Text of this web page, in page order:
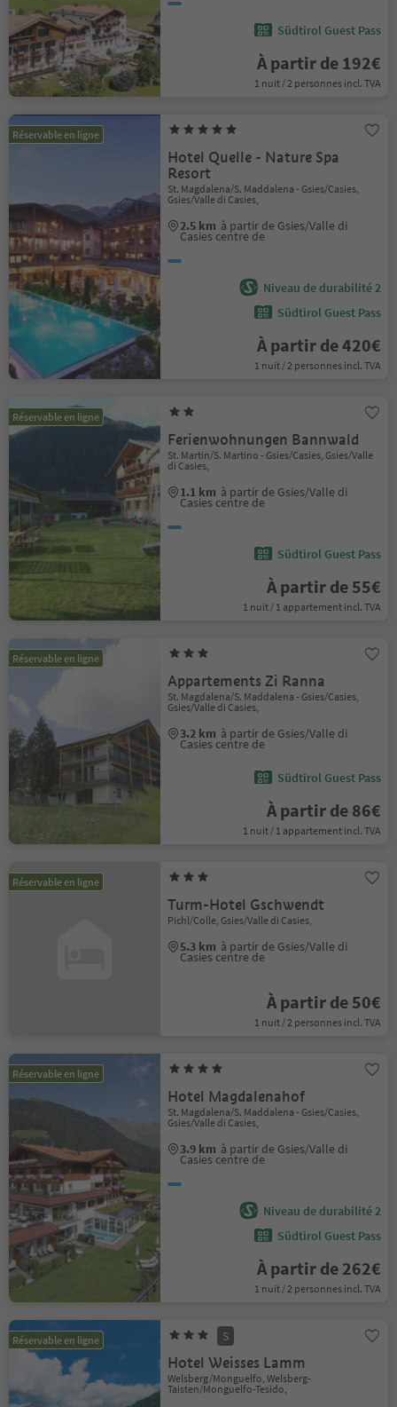
Südtirol Guest Pass
À partir de 192€
1 nuit / 2 personnes incl. TVA
Réservable en ligne
Hotel Quelle - Nature Spa
Resort
St. Magdalena/S. Maddalena - Gsies/Casies,
Gsies/Valle di Casies,
2.5 km à partir de Gsies/Valle di
Casies centre de
Niveau de durabilité 2
Südtirol Guest Pass
À partir de 420€
1 nuit / 2 personnes incl. TVA
Réservable en ligne
Ferienwohnungen Bannwald
St. Martin/S. Martino - Gsies/Casies, Gsies/Valle
di Casies,
1.1 km à partir de Gsies/Valle di
Casies centre de
Südtirol Guest Pass
À partir de 55€
1 nuit / 1 appartement incl. TVA
Réservable en ligne
Appartements Zi Ranna
St. Magdalena/S. Maddalena - Gsies/Casies,
Gsies/Valle di Casies,
3.2 km à partir de Gsies/Valle di
Casies centre de
Südtirol Guest Pass
À partir de 86€
1 nuit / 1 appartement incl. TVA
Réservable en ligne
Turm-Hotel Gschwendt
Pichl/Colle, Gsies/Valle di Casies,
5.3 km à partir de Gsies/Valle di
Casies centre de
À partir de 50€
1 nuit / 2 personnes incl. TVA
Réservable en ligne
Hotel Magdalenahof
St. Magdalena/S. Maddalena - Gsies/Casies,
Gsies/Valle di Casies,
3.9 km à partir de Gsies/Valle di
Casies centre de
Niveau de durabilité 2
Südtirol Guest Pass
À partir de 262€
1 nuit / 2 personnes incl. TVA
Réservable en ligne S
Hotel Weisses Lamm
Welsberg/Monguelfo, Welsberg-
Taisten/Monguelfo-Tesido,